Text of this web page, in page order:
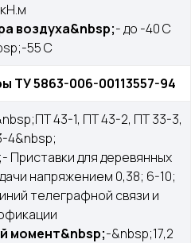
кН.м
воздуха&nbsp;- до -40 С
55 С
ТУ 5863-006-00113557-94
43-1, ПТ 43-2, ПТ 33-3,
4&nbsp;
Приставки для деревянных
напряжением 0,38; 6-10;
телеграфной связи и
момент&nbsp;-&nbsp;17,2
80-03
217